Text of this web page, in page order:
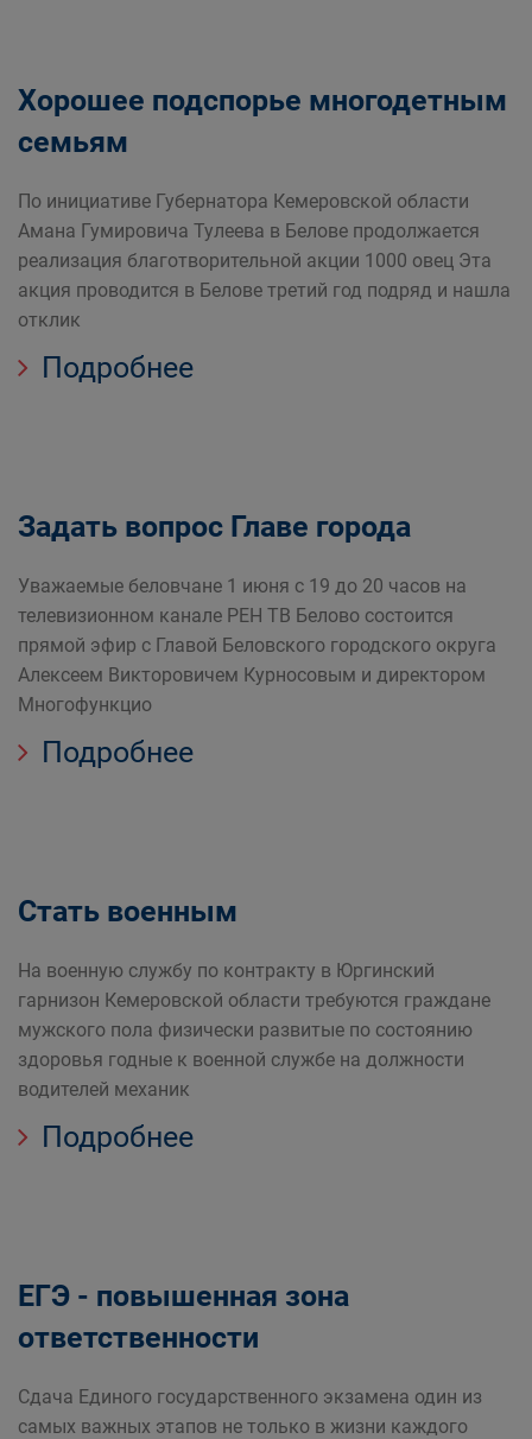
Хорошее подспорье многодетным
семьям
По инициативе Губернатора Кемеровской области
Амана Гумировича Тулеева в Белове продолжается
реализация благотворительной акции 1000 овец Эта
акция проводится в Белове третий год подряд и нашла
отклик
Подробнее
Задать вопрос Главе города
Уважаемые беловчане 1 июня с 19 до 20 часов на
телевизионном канале РЕН ТВ Белово состоится
прямой эфир с Главой Беловского городского округа
Алексеем Викторовичем Курносовым и директором
Многофункцио
Подробнее
Стать военным
На военную службу по контракту в Юргинский
гарнизон Кемеровской области требуются граждане
мужского пола физически развитые по состоянию
здоровья годные к военной службе на должности
водителей механик
Подробнее
ЕГЭ - повышенная зона
ответственности
Сдача Единого государственного экзамена один из
самых важных этапов не только в жизни каждого